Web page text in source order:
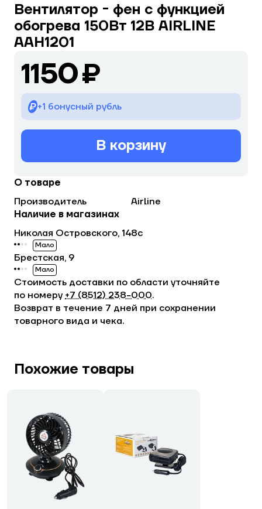
Вентилятор - фен с функцией
обогрева 150Вт 12В AIRLINE
AAH1201
1150 ₽
+1 бонусный рубль
В корзину
О товаре
Производитель
Airline
Стоимость доставки по области уточняйте
по номеру +7 (8512) 238−000.
Возврат в течение 7 дней при сохранении
товарного вида и чека.
Наличие в магазинах
Николая Островского, 148с
Мало
Брестская, 9
Мало
Похожие товары